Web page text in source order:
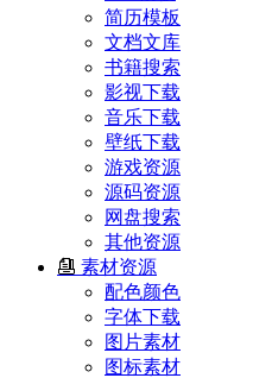
简历模板
文档文库
书籍搜索
影视下载
音乐下载
壁纸下载
游戏资源
源码资源
网盘搜索
其他资源
素材资源
配色颜色
字体下载
图片素材
图标素材